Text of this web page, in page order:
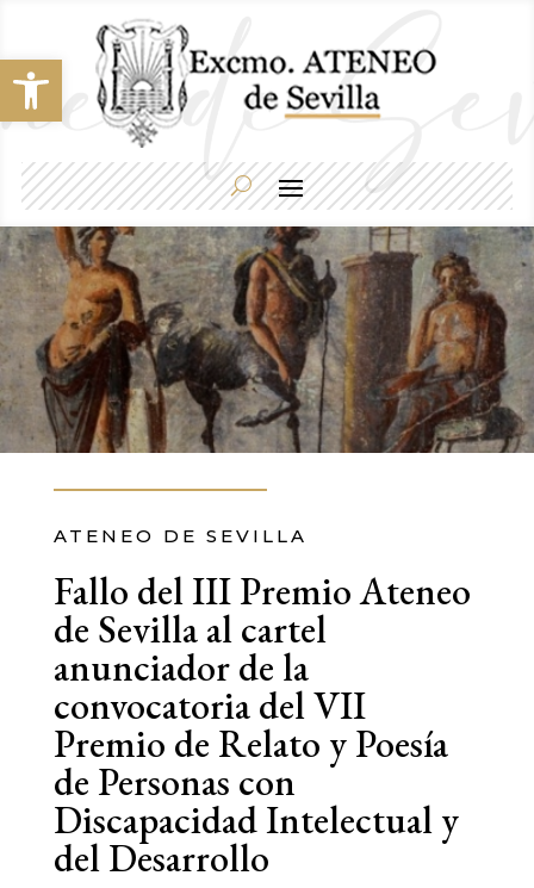
Abrir barra de herramientas
ATENEO DE SEVILLA
Fallo del III Premio Ateneo
de Sevilla al cartel
anunciador de la
convocatoria del VII
Premio de Relato y Poesía
de Personas con
Discapacidad Intelectual y
del Desarrollo